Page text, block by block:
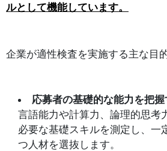
ルとして機能しています。
企業が適性検査を実施する主な目
応募者の基礎的な能力を把
言語能力や計算力、論理的思考
必要な基礎スキルを測定し、一
つ人材を選抜します。